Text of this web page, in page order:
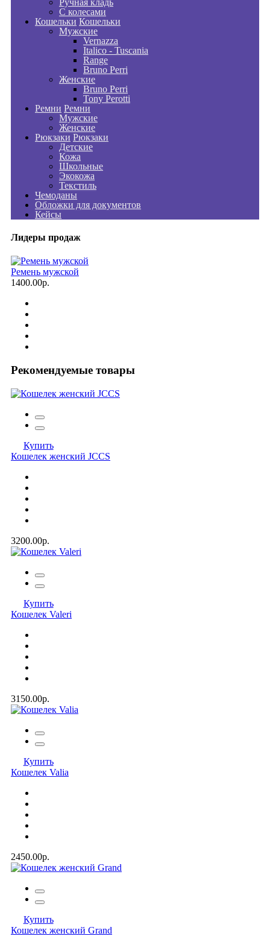
С колесами
Кошельки Кошельки
Мужские
Vernazza
Italico - Tuscania
Range
Bruno Perri
Женские
Bruno Perri
Tony Perotti
Ремни Ремни
Мужские
Женские
Рюкзаки Рюкзаки
Детские
Кожа
Школьные
Экокожа
Текстиль
Чемоданы
Обложки для документов
Кейсы
Лидеры продаж
Ремень мужской
1400.00р.
Рекомендуемые товары
Купить
Кошелек женский JCCS
3200.00р.
Купить
Кошелек Valeri
3150.00р.
Купить
Кошелек Valia
2450.00р.
Купить
Кошелек женский Grand